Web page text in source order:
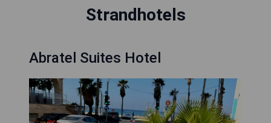
Strandhotels
Abratel Suites Hotel